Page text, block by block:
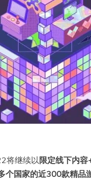
将继续以限定线下内容
个国家的近300款精品